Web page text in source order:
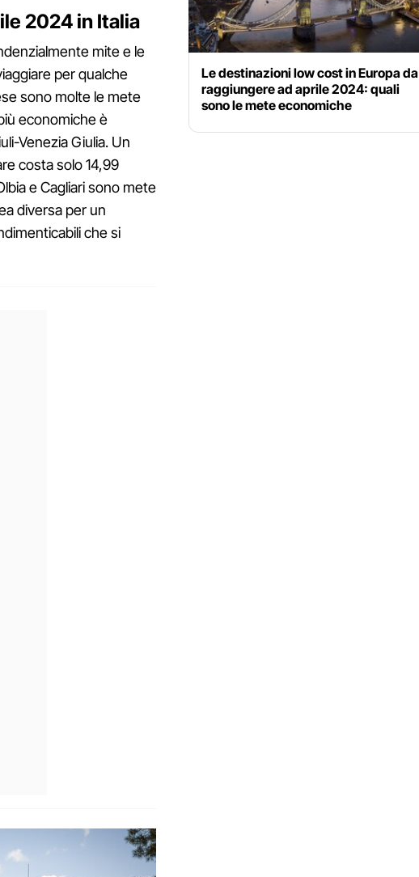
2024 in Italia
mite e le
per qualche
sono molte le mete
economiche è
Venezia Giulia. Un
costa solo 14,99
e Cagliari sono mete
diversa per un
che si
Le destinazioni low cost in Europa da
raggiungere ad aprile 2024: quali
sono le mete economiche